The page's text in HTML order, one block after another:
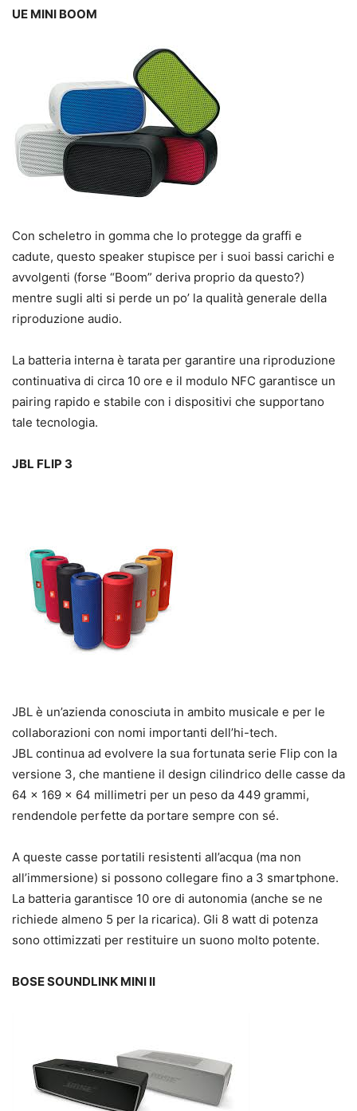
UE MINI BOOM
Con scheletro in gomma che lo protegge da graffi e
cadute, questo speaker stupisce per i suoi bassi carichi e
avvolgenti (forse “Boom” deriva proprio da questo?)
mentre sugli alti si perde un po’ la qualità generale della
riproduzione audio.
La batteria interna è tarata per garantire una riproduzione
continuativa di circa 10 ore e il modulo NFC garantisce un
pairing rapido e stabile con i dispositivi che supportano
tale tecnologia.
JBL FLIP 3
JBL è un’azienda conosciuta in ambito musicale e per le
collaborazioni con nomi importanti dell’hi-tech.
JBL continua ad evolvere la sua fortunata serie Flip con la
versione 3, che mantiene il design cilindrico delle casse da
64 x 169 x 64 millimetri per un peso da 449 grammi,
rendendole perfette da portare sempre con sé.
A queste casse portatili resistenti all’acqua (ma non
all’immersione) si possono collegare fino a 3 smartphone.
La batteria garantisce 10 ore di autonomia (anche se ne
richiede almeno 5 per la ricarica). Gli 8 watt di potenza
sono ottimizzati per restituire un suono molto potente.
BOSE SOUNDLINK MINI II